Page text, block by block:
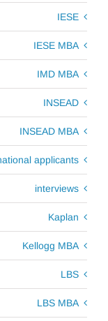
IESE
IESE MBA
IMD MBA
INSEAD
INSEAD MBA
applicants
interviews
Kaplan
Kellogg MBA
LBS
LBS MBA